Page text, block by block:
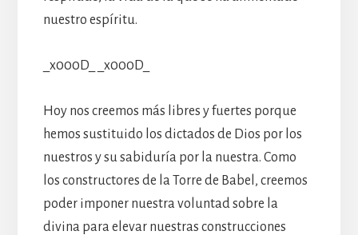
nuestro espíritu.
_x000D_ _x000D_
Hoy nos creemos más libres y fuertes porque
hemos sustituido los dictados de Dios por los
nuestros y su sabiduría por la nuestra. Como
los constructores de la Torre de Babel, creemos
poder imponer nuestra voluntad sobre la
divina para elevar nuestras construcciones